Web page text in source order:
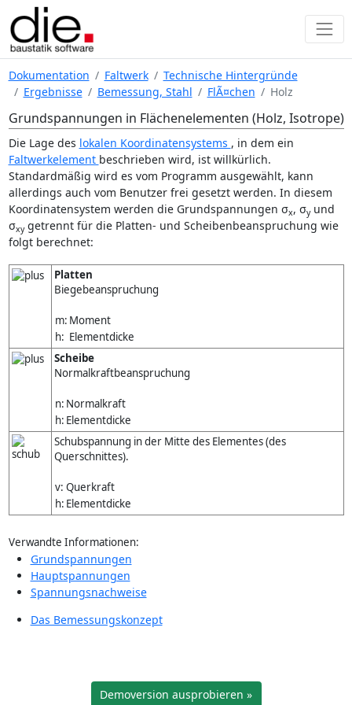
Dokumentation Faltwerk
Technische Hintergründe
Ergebnisse
Bemessung, Stahl FlÃ¤chen Holz
Grundspannungen in Flächenelementen (Holz, Isotrope)
Die Lage des lokalen Koordinatensystems , in dem ein
Faltwerkelement beschrieben wird, ist willkürlich.
Standardmäßig wird es vom Programm ausgewählt, kann
allerdings auch vom Benutzer frei gesetzt werden. In diesem
Koordinatensystem werden die Grundspannungen σx, σyund
σxygetrennt für die Platten- und Scheibenbeanspruchung wie
folgt berechnet:
Platten
Biegebeanspruchung
m: Moment
h: Elementdicke
Scheibe
Normalkraftbeanspruchung
n: Normalkraft
h: Elementdicke
Schubspannung in der Mitte des Elementes (des
Querschnittes).
v: Querkraft
h: Elementdicke
Verwandte Informationen:
Grundspannungen
Hauptspannungen
Spannungsnachweise
Das Bemessungskonzept
Demoversion ausprobieren »